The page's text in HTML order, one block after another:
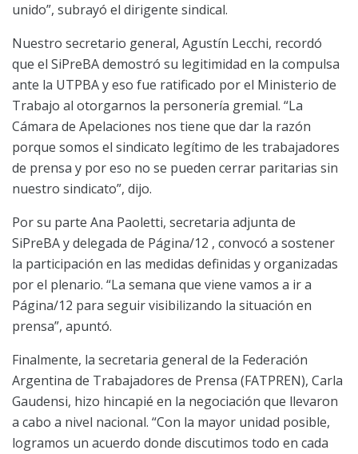
unido”, subrayó el dirigente sindical.
Nuestro secretario general, Agustín Lecchi, recordó
que el SiPreBA demostró su legitimidad en la compulsa
ante la UTPBA y eso fue ratificado por el Ministerio de
Trabajo al otorgarnos la personería gremial. “La
Cámara de Apelaciones nos tiene que dar la razón
porque somos el sindicato legítimo de les trabajadores
de prensa y por eso no se pueden cerrar paritarias sin
nuestro sindicato”, dijo.
Por su parte Ana Paoletti, secretaria adjunta de
SiPreBA y delegada de Página/12 , convocó a sostener
la participación en las medidas definidas y organizadas
por el plenario. “La semana que viene vamos a ir a
Página/12 para seguir visibilizando la situación en
prensa”, apuntó.
Finalmente, la secretaria general de la Federación
Argentina de Trabajadores de Prensa (FATPREN), Carla
Gaudensi, hizo hincapié en la negociación que llevaron
a cabo a nivel nacional. “Con la mayor unidad posible,
logramos un acuerdo donde discutimos todo en cada